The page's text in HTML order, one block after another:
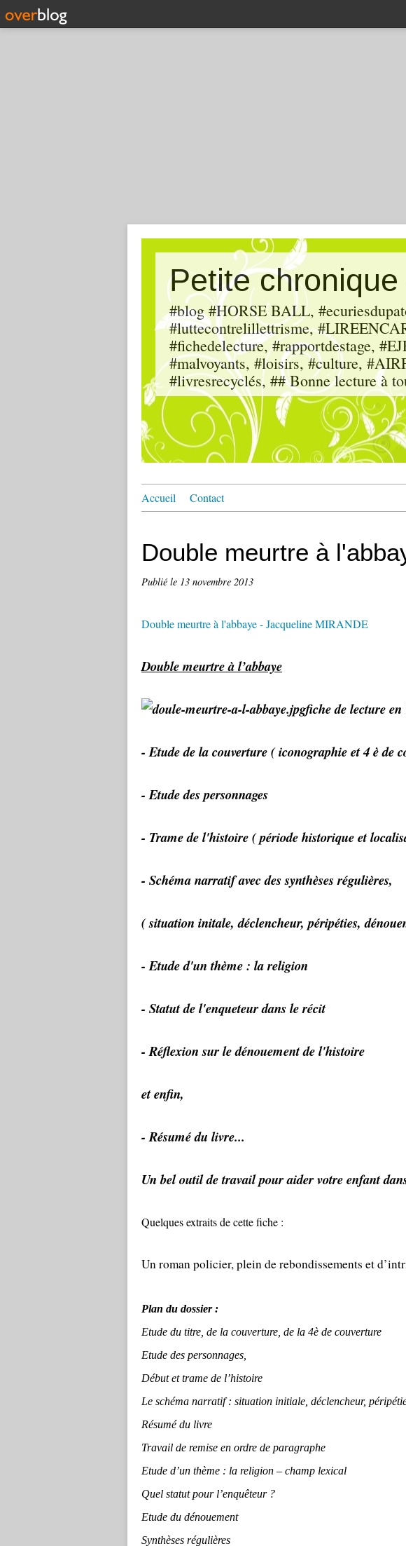
Petite
#blog #HORSE BALL,
#luttecontrelillettrisme,
#fichedelecture, #rapportdestage,
#malvoyants, #loisirs, #culture,
#livresrecyclés, ## Bonne lecture à
Accueil Contact
Double meurtre à
Publié le 13 novembre 2013
Double meurtre à l'abbaye - Jacqueline MIRANDE
Double meurtre à l’abbaye
fiche de lecture en
- Etude de la couverture ( iconographie et 4 è de
- Etude des personnages
- Trame de l'histoire ( période historique et
- Schéma narratif avec des synthèses régulières,
( situation initale, déclencheur, péripéties,
- Etude d'un thème : la religion
- Statut de l'enqueteur dans le récit
- Réflexion sur le dénouement de l'histoire
et enfin,
- Résumé du livre...
Un bel outil de travail pour aider votre enfant
Quelques extraits de cette fiche :
Un roman policier, plein de rebondissements et
Plan du dossier :
Etude du titre, de la couverture, de la 4è de couverture
Etude des personnages,
Début et trame de l’histoire
Le schéma narratif : situation initiale, déclencheur,
Résumé du livre
Travail de remise en ordre de paragraphe
Etude d’un thème : la religion – champ lexical
Quel statut pour l’enquêteur ?
Etude du dénouement
Synthèses régulières